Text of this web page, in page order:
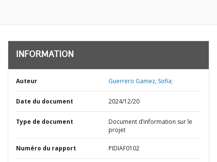
INFORMATION
Auteur Guerrero Gamez, Sofia;
Date du document 2024/12/20
Type de document
Document d’information sur le
projet
Numéro du rapport PIDIAF0102